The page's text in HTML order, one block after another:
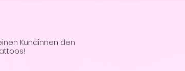
Kundinnen den